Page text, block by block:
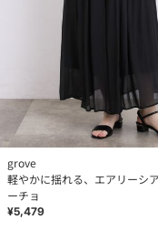
grove
軽やかに揺れる、エアリーシ
ーチョ
¥5,479